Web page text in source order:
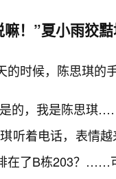
！”夏小雨狡
的时候，陈思琪的
是的，我是陈思
听着电话，表情
在了B栋203？